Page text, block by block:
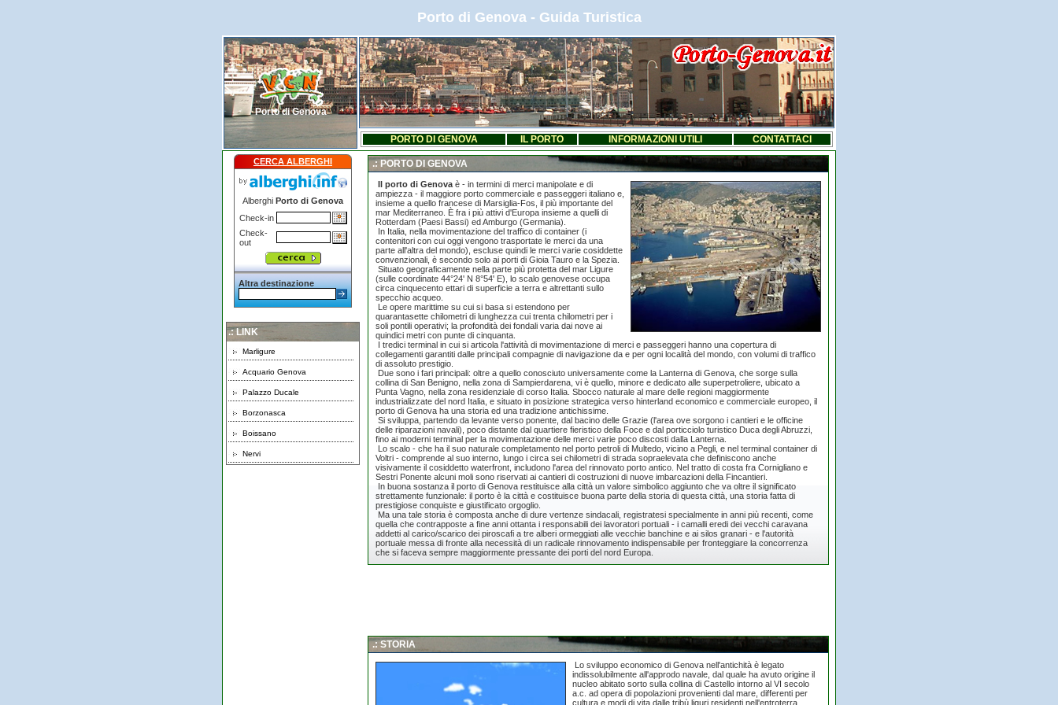
Porto di Genova - Guida Turistica
Porto di Genova
PORTO DI GENOVA IL PORTO INFORMAZIONI UTILI CONTATTACI
CERCA ALBERGHI
Alberghi Porto di Genova
Check-in
Check-
out
Altra destinazione
.: LINK
Marligure
Acquario Genova
Palazzo Ducale
Borzonasca
Boissano
Nervi
.: PORTO DI GENOVA
Il porto di Genova è - in termini di merci manipolate e di
ampiezza - il maggiore porto commerciale e passeggeri italiano e,
insieme a quello francese di Marsiglia-Fos, il più importante del
mar Mediterraneo. È fra i più attivi d'Europa insieme a quelli di
Rotterdam (Paesi Bassi) ed Amburgo (Germania).
In Italia, nella movimentazione del traffico di container (i
contenitori con cui oggi vengono trasportate le merci da una
parte all'altra del mondo), escluse quindi le merci varie cosiddette
convenzionali, è secondo solo ai porti di Gioia Tauro e la Spezia.
Situato geograficamente nella parte più protetta del mar Ligure
(sulle coordinate 44°24' N 8°54' E), lo scalo genovese occupa
circa cinquecento ettari di superficie a terra e altrettanti sullo
specchio acqueo.
Le opere marittime su cui si basa si estendono per
quarantasette chilometri di lunghezza cui trenta chilometri per i
soli pontili operativi; la profondità dei fondali varia dai nove ai
quindici metri con punte di cinquanta.
I tredici terminal in cui si articola l'attività di movimentazione di merci e passeggeri hanno una copertura di
collegamenti garantiti dalle principali compagnie di navigazione da e per ogni località del mondo, con volumi di traffico
di assoluto prestigio.
Due sono i fari principali: oltre a quello conosciuto universamente come la Lanterna di Genova, che sorge sulla
collina di San Benigno, nella zona di Sampierdarena, vi è quello, minore e dedicato alle superpetroliere, ubicato a
Punta Vagno, nella zona residenziale di corso Italia. Sbocco naturale al mare delle regioni maggiormente
industrializzate del nord Italia, e situato in posizione strategica verso hinterland economico e commerciale europeo, il
porto di Genova ha una storia ed una tradizione antichissime.
Si sviluppa, partendo da levante verso ponente, dal bacino delle Grazie (l'area ove sorgono i cantieri e le officine
delle riparazioni navali), poco distante dal quartiere fieristico della Foce e dal porticciolo turistico Duca degli Abruzzi,
fino ai moderni terminal per la movimentazione delle merci varie poco discosti dalla Lanterna.
Lo scalo - che ha il suo naturale completamento nel porto petroli di Multedo, vicino a Pegli, e nel terminal container di
Voltri - comprende al suo interno, lungo i circa sei chilometri di strada sopraelevata che definiscono anche
visivamente il cosiddetto waterfront, includono l'area del rinnovato porto antico. Nel tratto di costa fra Cornigliano e
Sestri Ponente alcuni moli sono riservati ai cantieri di costruzioni di nuove imbarcazioni della Fincantieri.
In buona sostanza il porto di Genova restituisce alla città un valore simbolico aggiunto che va oltre il significato
strettamente funzionale: il porto è la città e costituisce buona parte della storia di questa città, una storia fatta di
prestigiose conquiste e giustificato orgoglio.
Ma una tale storia è composta anche di dure vertenze sindacali, registratesi specialmente in anni più recenti, come
quella che contrapposte a fine anni ottanta i responsabili dei lavoratori portuali - i camalli eredi dei vecchi caravana
addetti al carico/scarico dei piroscafi a tre alberi ormeggiati alle vecchie banchine e ai silos granari - e l'autorità
portuale messa di fronte alla necessità di un radicale rinnovamento indispensabile per fronteggiare la concorrenza
che si faceva sempre maggiormente pressante dei porti del nord Europa.
.: STORIA
Lo sviluppo economico di Genova nell'antichità è legato
indissolubilmente all'approdo navale, dal quale ha avuto origine il
nucleo abitato sorto sulla collina di Castello intorno al VI secolo
a.c. ad opera di popolazioni provenienti dal mare, differenti per
cultura e modi di vita dalle tribù liguri residenti nell'entroterra